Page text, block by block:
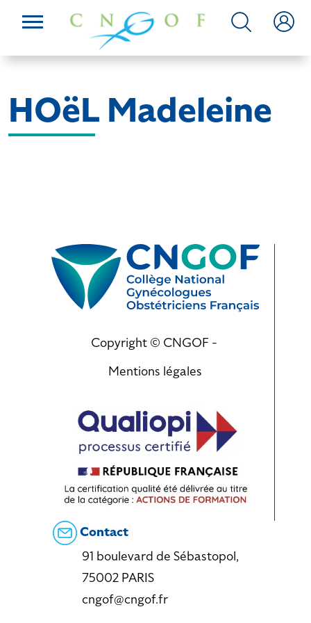
HOëL Madeleine
Copyright © CNGOF -
Mentions légales
Contact
91 boulevard de Sébastopol,
75002 PARIS
cngof@cngof.fr